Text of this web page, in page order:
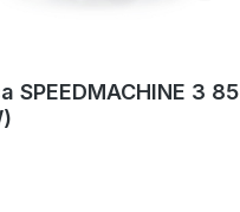
SPEEDMACHINE 3 85